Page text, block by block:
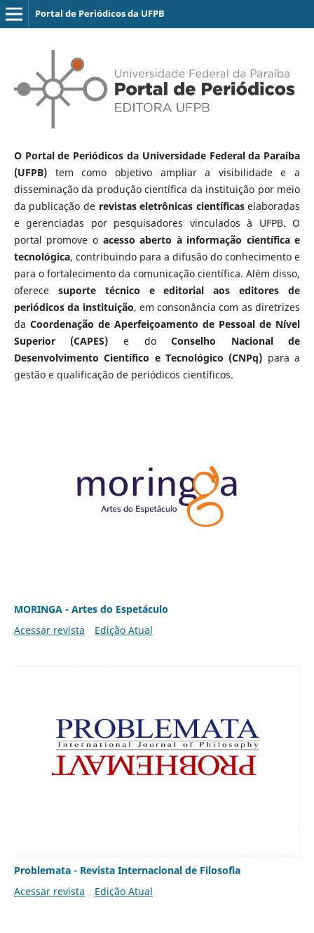
Portal de Periódicos da UFPB
O Portal de Periódicos da Universidade Federal da Paraíba
(UFPB)tem como objetivo ampliar a visibilidade e a
disseminação da produção científica da instituição por meio
da publicação de revistas eletrônicas científicaselaboradas
e gerenciadas por pesquisadores vinculados à UFPB. O
portal promove o acesso aberto à informação científica e
tecnológica, contribuindo para a difusão do conhecimento e
para o fortalecimento da comunicação científica. Além disso,
oferece suporte técnico e editorial aos editores de
periódicos da instituição, em consonância com as diretrizes
da Coordenação de Aperfeiçoamento de Pessoal de Nível
Superior (CAPES) e doConselho Nacional de
Desenvolvimento Científico e Tecnológico (CNPq) para a
gestão e qualificação de periódicos científicos.
MORINGA - Artes do Espetáculo
Acessar revista
Edição Atual
Problemata - Revista Internacional de Filosofia
Acessar revista
Edição Atual